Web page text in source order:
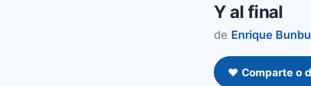
Y al final
de Enrique
❤️ Comparte o